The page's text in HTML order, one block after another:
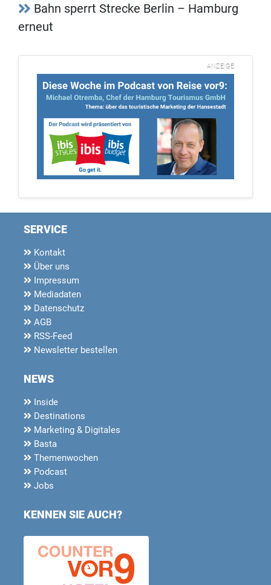
Bahn sperrt Strecke Berlin – Hamburg
erneut
ANZEIGE
SERVICE
Kontakt
Über uns
Impressum
Mediadaten
Datenschutz
AGB
RSS-Feed
Newsletter bestellen
NEWS
Inside
Destinations
Marketing & Digitales
Basta
Themenwochen
Podcast
Jobs
KENNEN SIE AUCH?